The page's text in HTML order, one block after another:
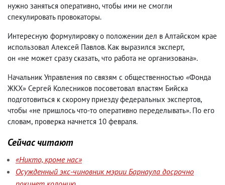
нужно заняться оперативно, чтобы ими не смогли
спекулировать провокаторы.
Интересную формулировку о положении дел в Алтайском крае
использовал Алексей Павлов. Как выразился эксперт,
он «не может сразу сказать, что работа не организована».
Начальник Управления по связям с общественностью «Фонда
ЖКХ» Сергей Колесников посоветовал властям Бийска
подготовиться к скорому приезду федеральных экспертов,
чтобы «не пришлось что-то оперативно переделывать». По его
словам, проверка начнется 10 февраля.
Сейчас читают
«Никто, кроме нас»
Осужденный экс-чиновник мэрии Барнаула досрочно